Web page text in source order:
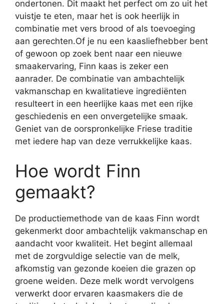
ondertonen. Dit maakt het perfect om zo uit het
vuistje te eten, maar het is ook heerlijk in
combinatie met vers brood of als toevoeging
aan gerechten.Of je nu een kaasliefhebber bent
of gewoon op zoek bent naar een nieuwe
smaakervaring, Finn kaas is zeker een
aanrader. De combinatie van ambachtelijk
vakmanschap en kwalitatieve ingrediënten
resulteert in een heerlijke kaas met een rijke
geschiedenis en een onvergetelijke smaak.
Geniet van de oorspronkelijke Friese traditie
met iedere hap van deze verrukkelijke kaas.
Hoe wordt Finn
gemaakt?
De productiemethode van de kaas Finn wordt
gekenmerkt door ambachtelijk vakmanschap en
aandacht voor kwaliteit. Het begint allemaal
met de zorgvuldige selectie van de melk,
afkomstig van gezonde koeien die grazen op
groene weiden. Deze melk wordt vervolgens
verwerkt door ervaren kaasmakers die de